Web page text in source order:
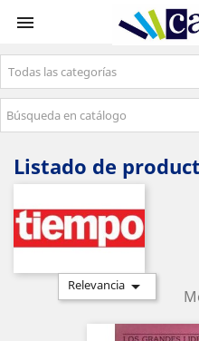

Envíos
Todas las categorías
Listado de
Relevancia 